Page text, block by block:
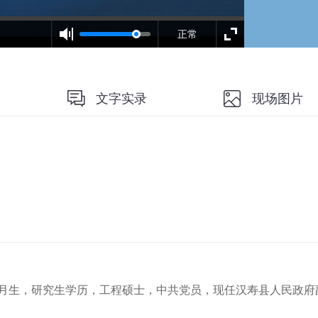
正常
文字实录 现场图片
生，研究生学历，工程硕士，中共党员，现任汉寿县人民政府